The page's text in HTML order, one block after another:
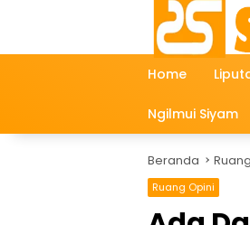
Home
Ngilmui Siyam
Beranda
Ruang Opini